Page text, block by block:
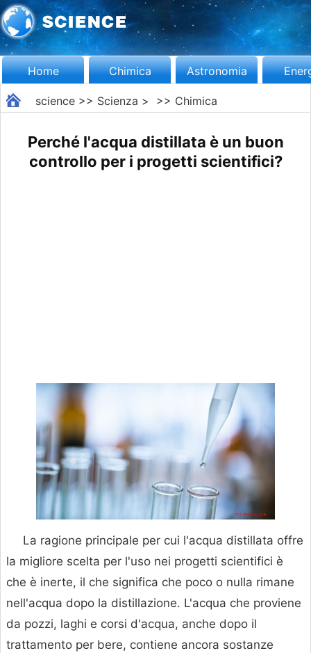
Home Chimica Astronomia
science>> Scienza > >> Chimica
Perché l'acqua distillata è un buon
controllo per i progetti scientifici?
La ragione principale per cui l'acqua distillata offre
la migliore scelta per l'uso nei progetti scientifici è
che è inerte, il che significa che poco o nulla rimane
nell'acqua dopo la distillazione. L'acqua che proviene
da pozzi, laghi e corsi d'acqua, anche dopo il
trattamento per bere, contiene ancora sostanze